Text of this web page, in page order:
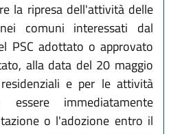
la ripresa dell'attività delle
comuni interessati dal
PSC adottato o approvato
alla data del 20 maggio
e per le attività
essere immediatamente
o l'adozione entro il